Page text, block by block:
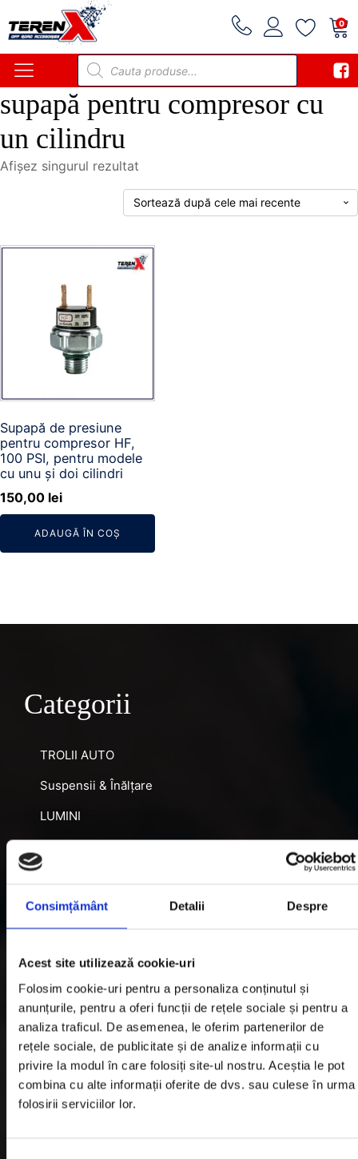
Consimțământ Detalii Despre
Acest site utilizează cookie-uri
Folosim cookie-uri pentru a personaliza conținutul și
anunțurile, pentru a oferi funcții de rețele sociale și pentru a
analiza traficul. De asemenea, le oferim partenerilor de
rețele sociale, de publicitate și de analize informații cu
privire la modul în care folosiți site-ul nostru. Aceștia le pot
combina cu alte informații oferite de dvs. sau culese în urma
folosirii serviciilor lor.
0
Products
search
supapă pentru compresor cu
un cilindru
Afișez singurul rezultat
Supapă de presiune
pentru compresor HF,
100 PSI, pentru modele
cu unu și doi cilindri
150,00 lei
ADAUGĂ ÎN COȘ
Categorii
TROLII AUTO
Suspensii & Înălțare
LUMINI
DIFERENȚIALE BLOCABILE
Jante Oțel
Informatii utile
Informatii Livrare
Garantie si Retur